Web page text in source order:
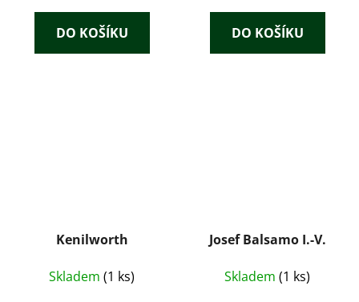
DO KOŠÍKU DO KOŠÍKU
Kenilworth
Skladem (1 ks)
Josef Balsamo I.-V.
Skladem (1 ks)